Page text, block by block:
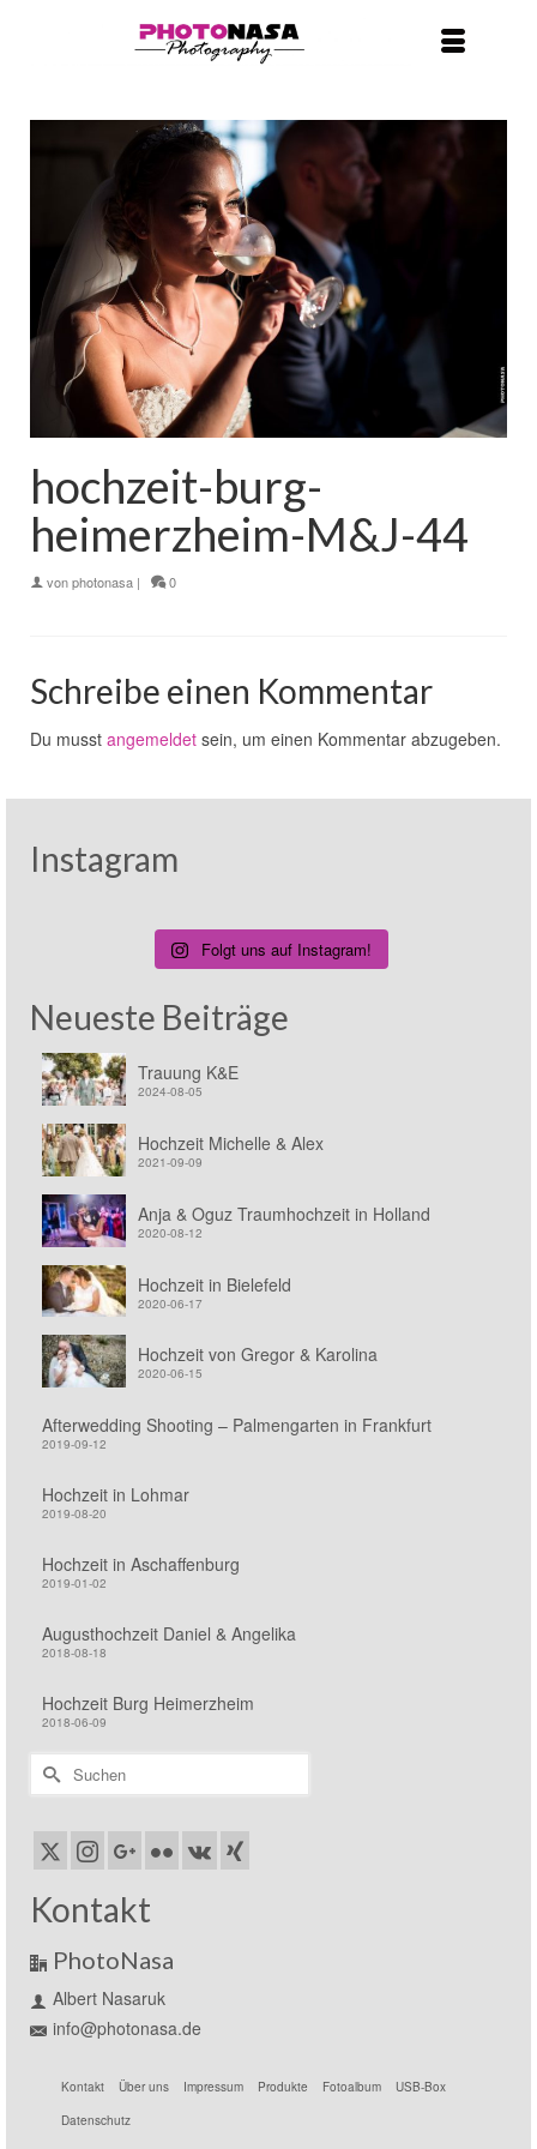
hochzeit-burg-
heimerzheim-M&J-44
vonphotonasa | 0
Schreibe einen Kommentar
Du musst angemeldet sein, um einen Kommentar abzugeben.
Instagram
Folgt uns auf Instagram!
Neueste Beiträge
Trauung K&E
2024-08-05
Hochzeit Michelle & Alex
2021-09-09
Anja & Oguz Traumhochzeit in Holland
2020-08-12
Hochzeit in Bielefeld
2020-06-17
Hochzeit von Gregor & Karolina
2020-06-15
Afterwedding Shooting – Palmengarten in Frankfurt
2019-09-12
Hochzeit in Lohmar
2019-08-20
Hochzeit in Aschaffenburg
2019-01-02
Augusthochzeit Daniel & Angelika
2018-08-18
Hochzeit Burg Heimerzheim
2018-06-09
Suchen
nach:
Kontakt
PhotoNasa
Albert Nasaruk
info@photonasa.de
Kontakt Über uns Impressum Produkte Fotoalbum
USB-Box
Datenschutz